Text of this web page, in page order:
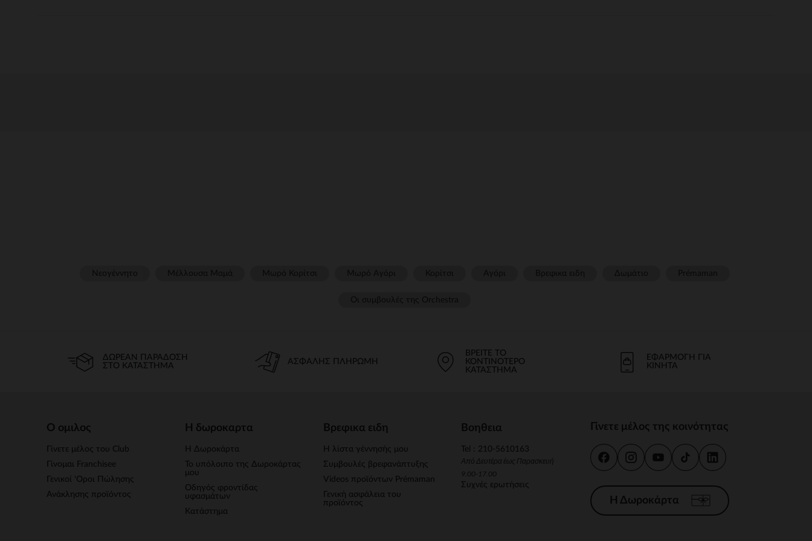
ΔΩΡΕΆΝ ΠΑΡΆΔΟΣΗ
ΣΤΟ ΚΑΤΆΣΤΗΜΑ
ΑΣΦΑΛΉΣ ΠΛΗΡΩΜΉ
ΒΡΕΊΤΕ ΤΟ
ΚΟΝΤΙΝΌΤΕΡΟ
ΚΑΤΆΣΤΗΜΑ
ΕΦΑΡΜΟΓΉ ΓΙΑ
ΚΙΝΗΤΆ
Ο ομιλος
Γίνετε μέλος του Club
Γίνομαι Franchisee
Γενικοί 'Οροι Πώλησης
Ανάκλησης προϊόντος
Η δωροκαρτα
Η Δωροκάρτα
Το υπόλοιπο της Δωροκάρτας
μου
Οδηγός φροντίδας
υφασμάτων
Κατάστημα
Βρεφικα ειδη
Η λίστα γέννησής μου
Συμβουλές βρεφανάπτυξης
Videos προϊόντων Prémaman
Γενική ασφάλεια του
προϊόντος
Βοηθεια
Tel : 210-5610163
Από Δευτέρα έως Παρασκευή
9.00-17.00
Συχνές ερωτήσεις
Γίνετε μέλος της κοινότητας
Η Δωροκάρτα